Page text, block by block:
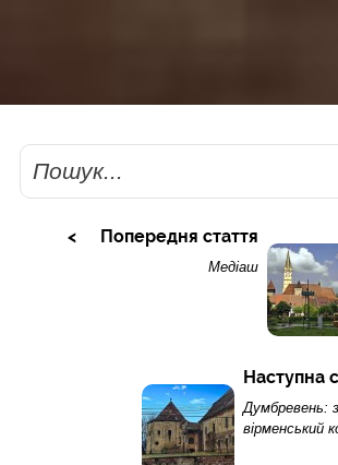
Пошук
Попередня стаття
Медіаш
Наступна
Думбревень:
вірменський